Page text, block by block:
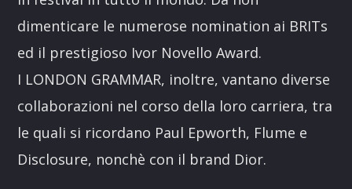
dimenticare le numerose nomination ai BRITs
ed il prestigioso Ivor Novello Award.
I LONDON GRAMMAR, inoltre, vantano diverse
collaborazioni nel corso della loro carriera, tra
le quali si ricordano Paul Epworth, Flume e
Disclosure, nonchè con il brand Dior.